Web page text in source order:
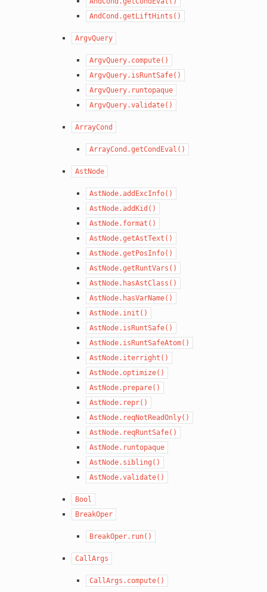
AndCond.getLiftHints()
ArgvQuery
ArgvQuery.compute()
ArgvQuery.isRuntSafe()
ArgvQuery.runtopaque
ArgvQuery.validate()
ArrayCond
ArrayCond.getCondEval()
AstNode
AstNode.addExcInfo()
AstNode.addKid()
AstNode.format()
AstNode.getAstText()
AstNode.getPosInfo()
AstNode.getRuntVars()
AstNode.hasAstClass()
AstNode.hasVarName()
AstNode.init()
AstNode.isRuntSafe()
AstNode.isRuntSafeAtom()
AstNode.iterright()
AstNode.optimize()
AstNode.prepare()
AstNode.repr()
AstNode.reqNotReadOnly()
AstNode.reqRuntSafe()
AstNode.runtopaque
AstNode.sibling()
AstNode.validate()
Bool
BreakOper
BreakOper.run()
CallArgs
CallArgs.compute()